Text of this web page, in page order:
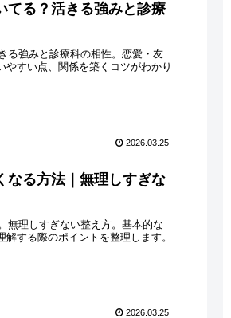
てる？活きる強みと診療
る強みと診療科の相性。恋愛・友
すい点、関係を築くコツがわかり
2026.03.25
なる方法｜無理しすぎな
無理しすぎない整え方。基本的な
する際のポイントを整理します。
2026.03.25